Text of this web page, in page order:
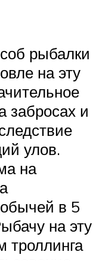
рыбалки
на эту
забросах и
улов.
на
в 5
на эту
троллинга